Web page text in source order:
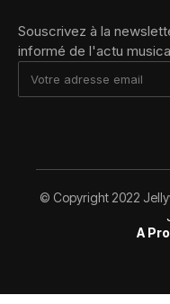
Souscrivez à la
informé de l'actu
© Copyright 2022
A